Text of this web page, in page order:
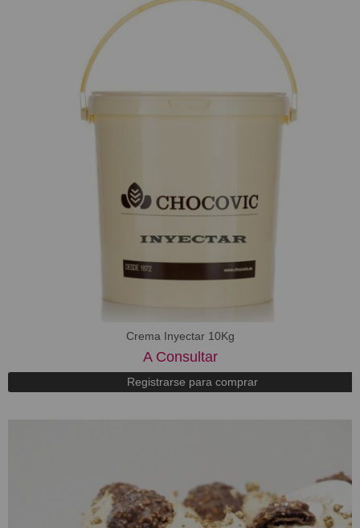
Crema Inyectar 10Kg
A Consultar
Registrarse para comprar